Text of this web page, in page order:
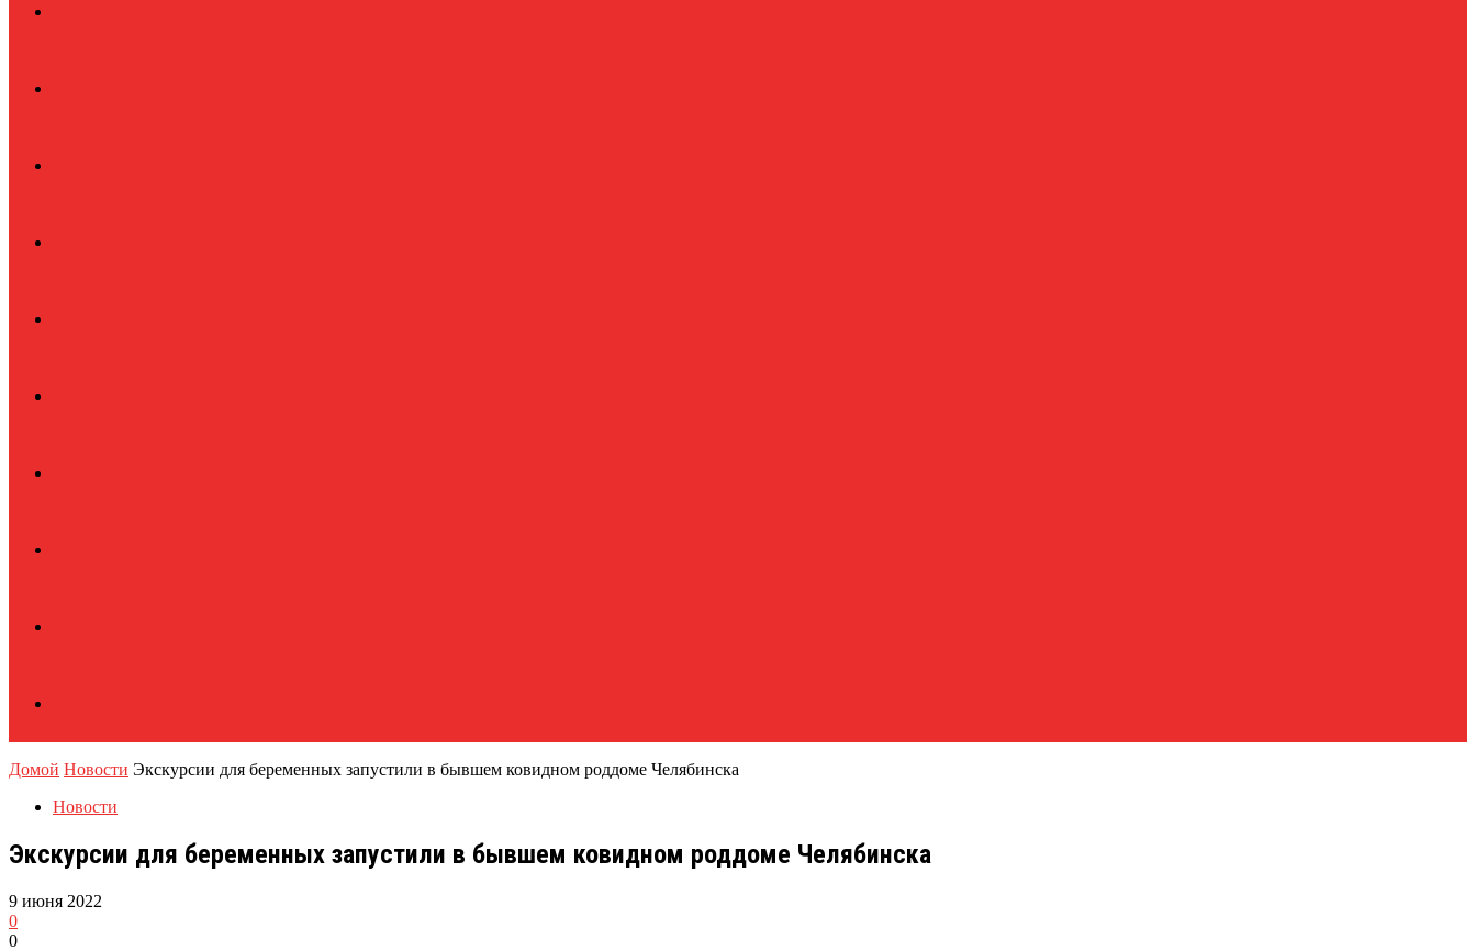
Домой Новости Экскурсии для беременных запустили в бывшем ковидном роддоме Челябинска
Новости
Экскурсии для беременных запустили в бывшем ковидном роддоме Челябинска
9 июня 2022
0
0